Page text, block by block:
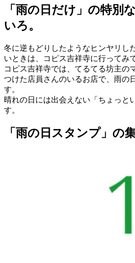
「雨の日だけ」の特別
いろ。
冬に逆もどりしたようなヒンヤリし
いときは、コピス吉祥寺に行ってみ
コピス吉祥寺では、てるてる坊主の
つけた店員さんのいるお店で、雨の
す。
晴れの日には出会えない「ちょっと
す。
「雨の日スタンプ」の